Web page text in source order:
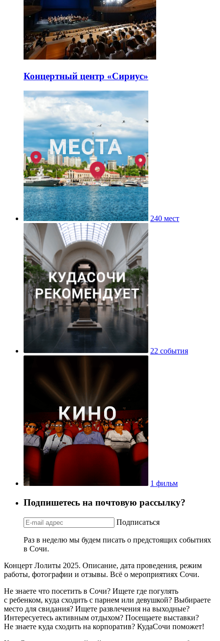
Концертный центр «Сириус»
240 мест
22 события
1 фильм
Подпишетесь на почтовую рассылку?
Подписаться
Раз в неделю мы будем писать о предстоящих событиях
в Сочи.
Концерт Лолиты 2025. Описание, дата проведения, режим
работы, фотографии и отзывы. Всё о мероприятиях Сочи.
Не знаете что посетить в Сочи? Ищете где погулять
с ребенком, куда сходить с парнем или девушкой? Выбираете
место для свидания? Ищете развлечения на выходные?
Интересуетесь активным отдыхом? Посещаете выставки?
Не знаете куда сходить на корпоратив? КудаСочи поможет!